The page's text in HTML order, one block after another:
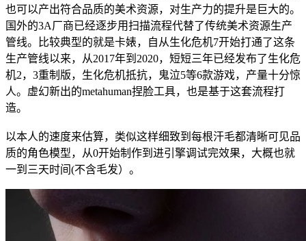
也可以产出符合品质的美术资源，对生产力的提升是巨大的。
国外的3A厂商已经逐步用扫描流程代替了传统美术资源生产
管线。比较典型的就是卡婊，自从生化危机7开始打通了这条
生产管线以来，从2017年到2020，短短三年已经发布了生化危
机2，3重制版，生化危机抵抗，鬼泣5等6款游戏，产量十分惊
人。虚幻新出的metahuman捏脸工具，也是基于这套流程打
造。
以本人的速度来估算，类似这样细致到每根汗毛都清晰可见品
质的角色模型，从0开始制作到进引擎调试完效果，大概也就
一到三天时间(不含毛发）。